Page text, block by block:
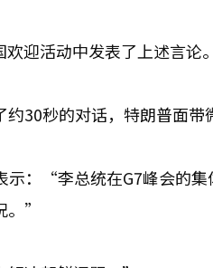
迎活动中发表了上述言论。
30秒的对话，特朗普面带
：“李总统在G7峰会的
。”